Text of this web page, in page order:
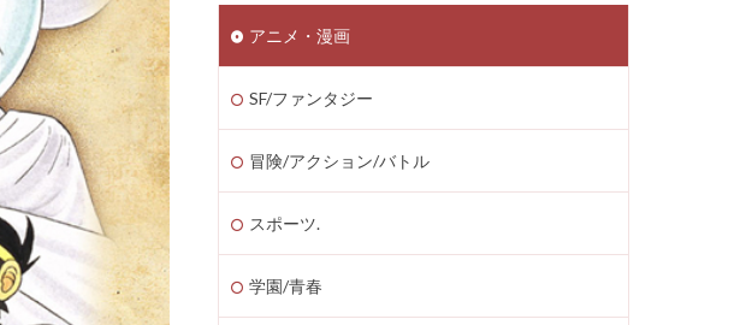
アニメ・漫画
SF/ファンタジー
冒険/アクション/バトル
スポーツ.
学園/青春